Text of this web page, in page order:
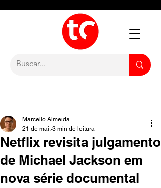
Netflix revisita julgamento
de Michael Jackson em
nova série documental
Marcello Almeida
21 de mai. 3 min de leitura